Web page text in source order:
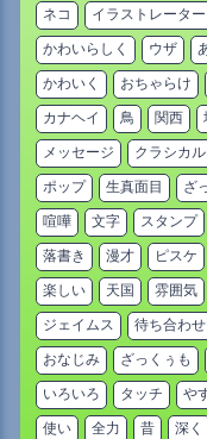
ネコ イラストレーター
かわいらしく ウザ
かわいく おちゃらけ
カナヘイ 鳥 関西
メッセージ クラシカル
ポップ 生真面目 ざ
喧嘩 文字 スタンプ
落書き 漫才 ピスケ
楽しい 天国 雰囲気
ジェイムス 待ち合わせ
おなじみ ざっくぅも
いろいろ タッチ や
使い 全力 昔 深く